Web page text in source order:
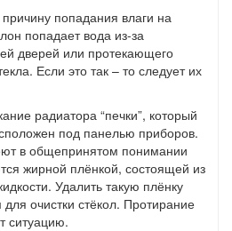
попадания влаги на
попадает вода из-за
дверей или протекающего
Если это так – то следует их
радиатора “печки”, который
под панелью приборов.
в общепринятом понимании
жирной плёнкой, состоящей из
Удалить такую плёнку
очистки стёкол. Протирание
ситуацию.